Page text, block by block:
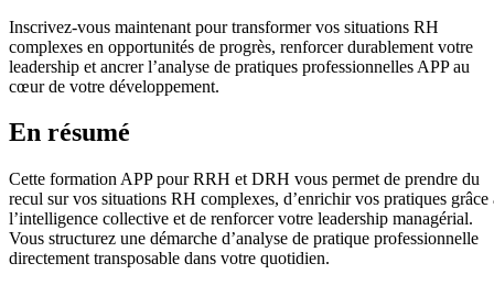
Inscrivez-vous maintenant pour transformer vos situations RH
complexes en opportunités de progrès, renforcer durablement votre
leadership et ancrer l’analyse de pratiques professionnelles APP au
cœur de votre développement.
En résumé
Cette formation APP pour RRH et DRH vous permet de prendre du
recul sur vos situations RH complexes, d’enrichir vos pratiques grâce
l’intelligence collective et de renforcer votre leadership managérial.
Vous structurez une démarche d’analyse de pratique professionnelle
directement transposable dans votre quotidien.